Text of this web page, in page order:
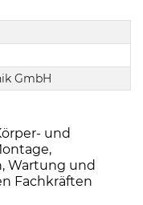
GmbH
und
Wartung und
Fachkräften